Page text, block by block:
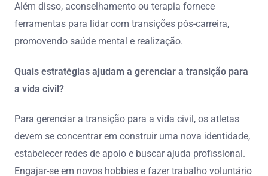
Além disso, aconselhamento ou terapia fornece
ferramentas para lidar com transições pós-carreira,
promovendo saúde mental e realização.
Quais estratégias ajudam a gerenciar a transição para
a vida civil?
Para gerenciar a transição para a vida civil, os atletas
devem se concentrar em construir uma nova identidade,
estabelecer redes de apoio e buscar ajuda profissional.
Engajar-se em novos hobbies e fazer trabalho voluntário